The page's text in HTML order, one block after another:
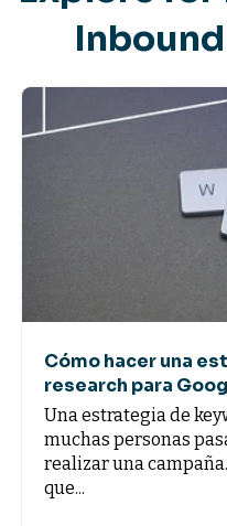
Cómo hacer una
research para
Una estrategia de
muchas personas
realizar una
que...